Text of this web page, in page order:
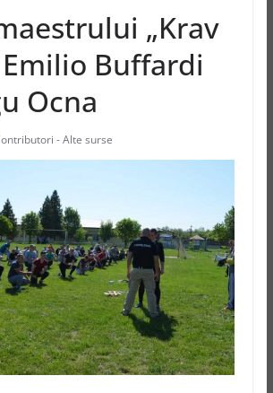
„Krav
Emilio Buffardi
Ocna
- Alte surse